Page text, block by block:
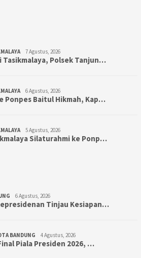
7 Agustus, 2026
Tasikmalaya, Polsek Tanjun…
6 Agustus, 2026
Ponpes Baitul Hikmah, Kap…
5 Agustus, 2026
Silaturahmi ke Ponp…
6 Agustus, 2026
Tinjau Kesiapan…
BANDUNG 4 Agustus, 2026
Piala Presiden 2026, …